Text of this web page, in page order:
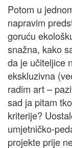
Potom u
napravim
goruću
snažna, kako
da je učiteljice
ekskluzivna
radim art –
sad ja pitam
kriterije?
umjetničko-
projekte prije